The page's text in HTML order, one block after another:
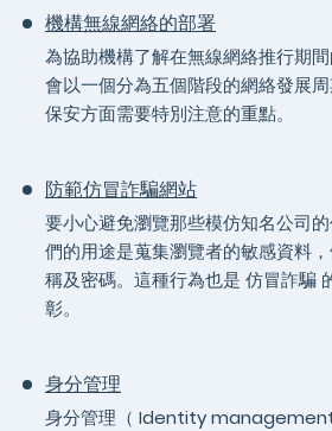
機構無線網絡的部署
為協助機構了解在無線網絡推行期
會以一個分為五個階段的網絡發展
保安方面需要特別注意的重點。
防範仿冒詐騙網站
要小心避免瀏覽那些模仿知名公司
們的用途是蒐集瀏覽者的敏感資料
稱及密碼。這種行為也是 仿冒詐騙
彰。
身分管理
身分管理（ Identity management